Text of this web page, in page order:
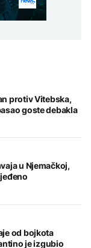
protiv Vitebska,
goste debakla
u Njemačkoj,
od bojkota
je izgubio